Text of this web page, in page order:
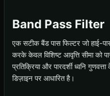
Band Pass Filter
एक सटीक बैंड पास फिल्टर जो हाई-
करके केवल विशिष्ट आवृत्ति सीमा को
प्रतिक्रिया और पारदर्शी ध्वनि
डिज़ाइन पर आधारित है।